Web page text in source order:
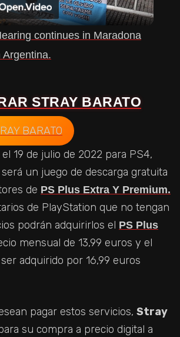
L
A
V
I
D
E
O
continues in Maradona
STRAY BARATO
BARATO
19 de julio de 2022 para PS4,
un juego de descarga gratuita
de PS Plus Extra Y Premium.
de PlayStation que no tengan
podrán adquirirlos el PS Plus
mensual de 13,99 euros y el
adquirido por 16,99 euros
pagar estos servicios, Stray
su compra a precio digital a